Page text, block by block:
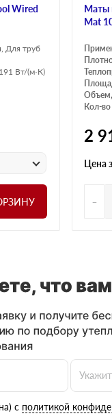
Wired
Для труб
Вт/(м·К)
Маты
Mat
Кол-
2
Цена
-
с политикой